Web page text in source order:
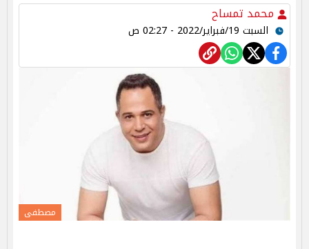
محمد تمساح
السبت 19/فبراير/2022 - 02:27 ص
مصطفى